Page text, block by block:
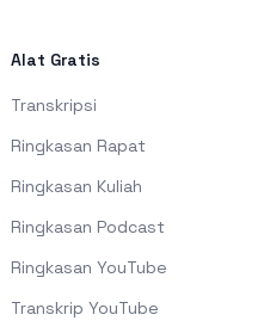
Alat Gratis
Transkripsi
Ringkasan Rapat
Ringkasan Kuliah
Ringkasan Podcast
Ringkasan YouTube
Transkrip YouTube